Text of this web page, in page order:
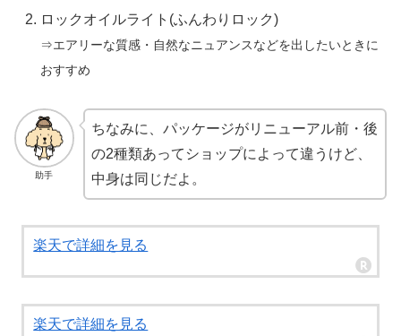
ロックオイルライト(ふんわりロック)
⇒エアリーな質感・自然なニュアンスなどを出したいときに
おすすめ
助手
ちなみに、パッケージがリニューアル前・後
の2種類あってショップによって違うけど、
中身は同じだよ。
楽天で詳細を見る
楽天で詳細を見る